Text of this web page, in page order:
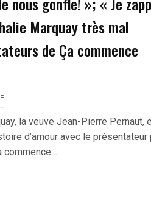
Marquay très mal
de Ça commence
la veuve Jean-Pierre Pernaut,
d’amour avec le présentateur
commence….